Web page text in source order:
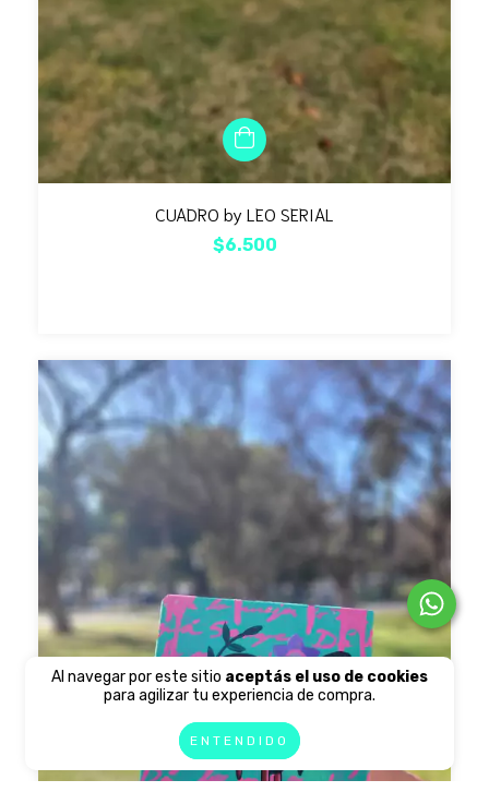
Al navegar por este sitio aceptás el uso de cookies
para agilizar tu experiencia de compra.
ENTENDIDO
CUADRO by LEO SERIAL
$6.500